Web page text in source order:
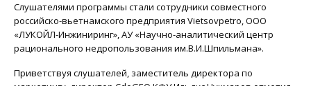
Слушателями программы стали сотрудники совместного
российско-вьетнамского предприятия Vietsovpetro, ООО
«ЛУКОЙЛ-Инжиниринг», АУ «Научно-аналитический центр
рационального недропользования им.В.И.Шпильмана».
Приветствуя слушателей, заместитель директора по